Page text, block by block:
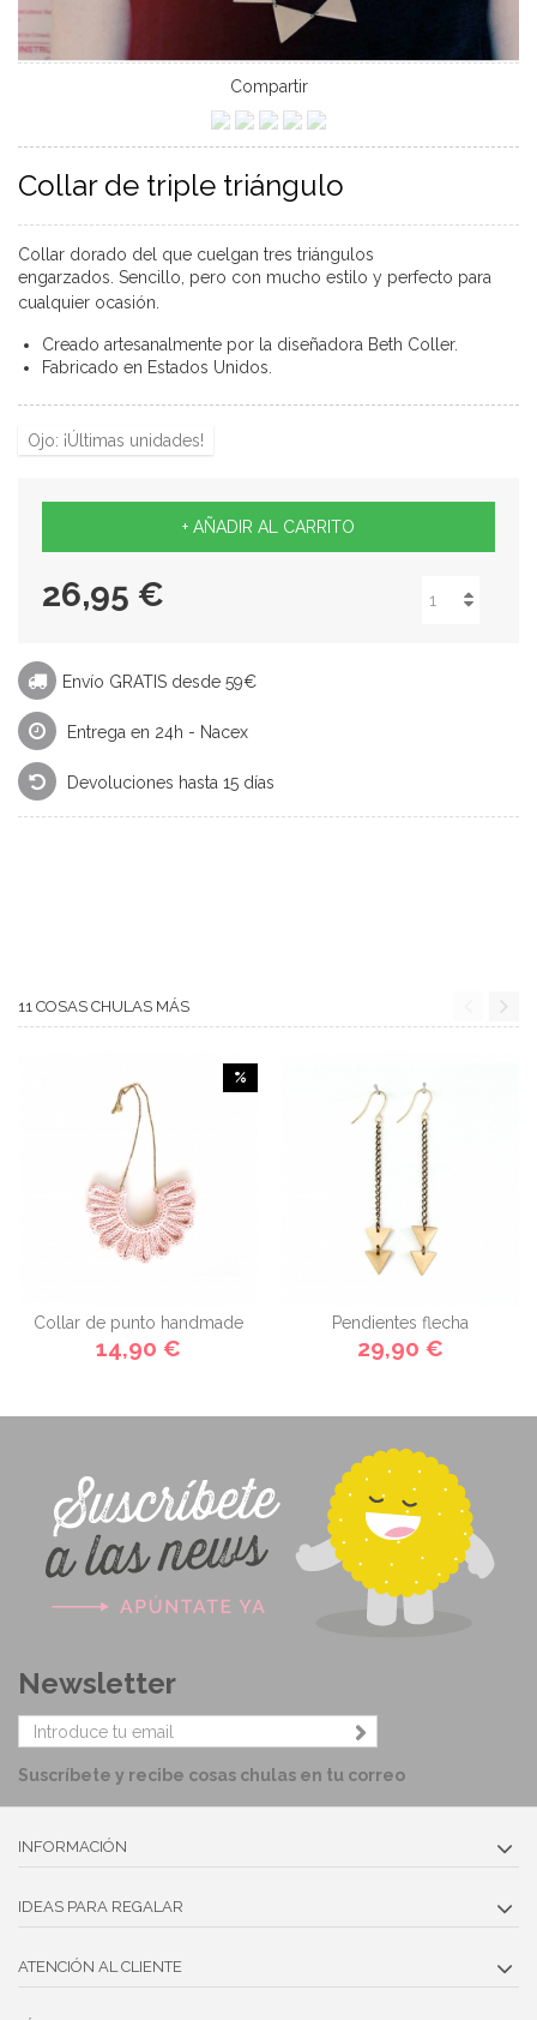
Compartir
Collar de triple triángulo
Collar dorado del que cuelgan tres triángulos
engarzados. Sencillo, pero con mucho estilo y perfecto para
cualquier ocasión.
Creado artesanalmente por la diseñadora Beth Coller.
Fabricado en Estados Unidos.
Ojo: ¡Últimas unidades!
+ AÑADIR AL CARRITO
26,95 €
Envío GRATIS desde 59€
Entrega en 24h - Nacex
Devoluciones hasta 15 días
11 COSAS CHULAS MÁS
%
Collar de punto handmade
14,90 €
Pendientes flecha
29,90 €
Newsletter
Suscríbete y recibe cosas chulas en tu correo
INFORMACIÓN
IDEAS PARA REGALAR
ATENCIÓN AL CLIENTE